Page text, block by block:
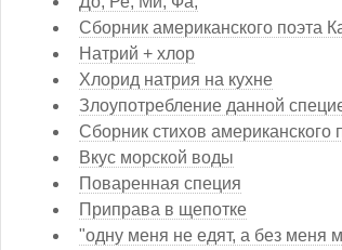
Сборник американского поэта
Натрий + хлор
Хлорид натрия на кухне
Злоупотребление данной
Сборник стихов
Вкус морской воды
Поваренная специя
Приправа в щепотке
"одну меня не едят, а без меня